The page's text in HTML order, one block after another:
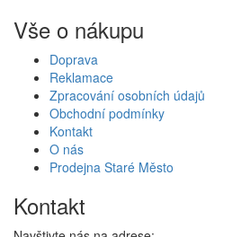
Vše o nákupu
Doprava
Reklamace
Zpracování osobních údajů
Obchodní podmínky
Kontakt
O nás
Prodejna Staré Město
Kontakt